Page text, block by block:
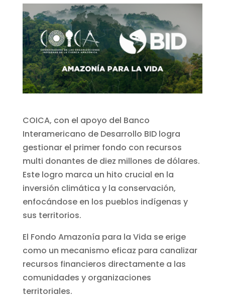
COICA, con el apoyo del Banco
Interamericano de Desarrollo BID logra
gestionar el primer fondo con recursos
multi donantes de diez millones de dólares.
Este logro marca un hito crucial en la
inversión climática y la conservación,
enfocándose en los pueblos indígenas y
sus territorios.
El Fondo Amazonía para la Vida se erige
como un mecanismo eficaz para canalizar
recursos financieros directamente a las
comunidades y organizaciones
territoriales.